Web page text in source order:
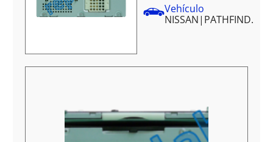
Vehículo
NISSAN| PATHFIND.